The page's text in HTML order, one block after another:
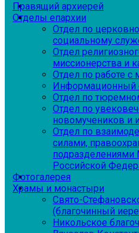
Правящий архиерей
Отделы епархии
Отдел по
социальному
Отдел
миссионерства и
Отдел по работе
Информационный
Отдел по
Отдел по
новомучеников и
Отдел по
силами,
подразделениями
Российской
Фотогалерея
Храмы и монастыри
Свято-
(благочинный
Никольское